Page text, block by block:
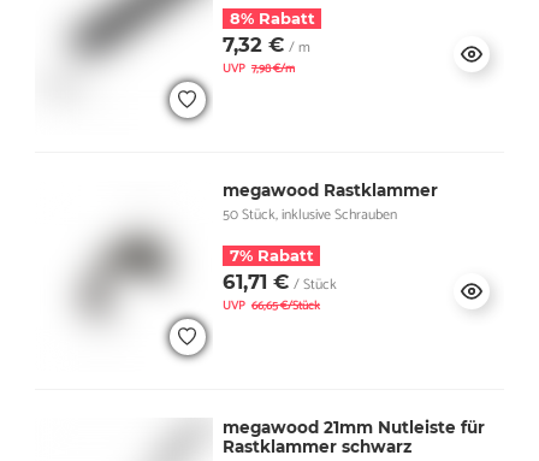
8% Rabatt
7,32 € / m
UVP 7,98 €/m
megawood Rastklammer
50 Stück, inklusive Schrauben
7% Rabatt
61,71 € / Stück
UVP 66,65 €/Stück
megawood 21mm Nutleiste für
Rastklammer schwarz